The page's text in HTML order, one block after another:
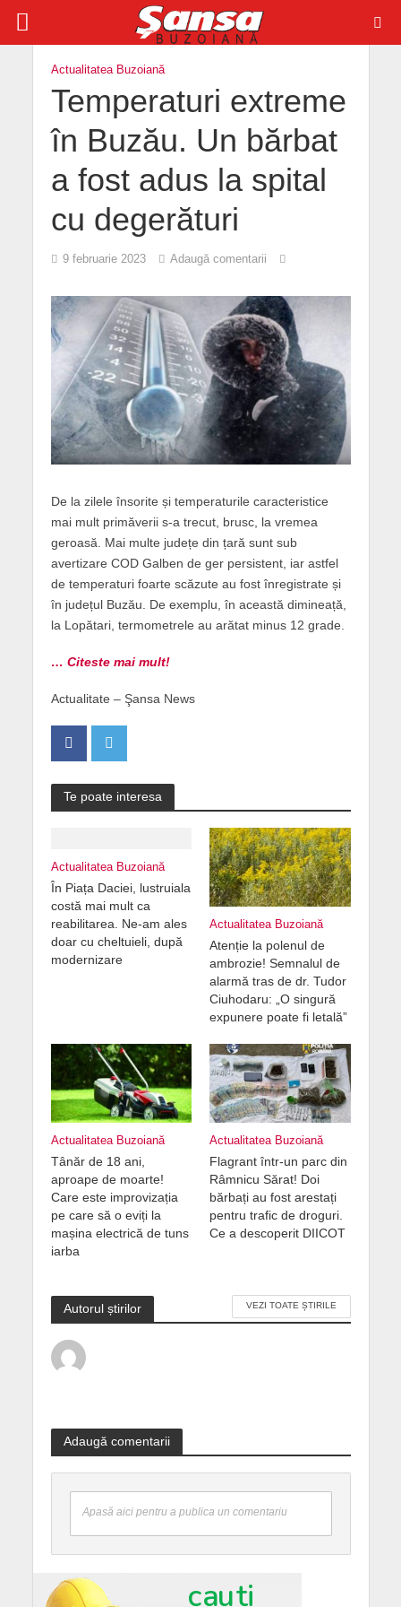
Actualitatea Buzoiană
Temperaturi extreme
în Buzău. Un bărbat
a fost adus la spital
cu degerături
9 februarie 2023 Adaugă comentarii
De la zilele însorite și temperaturile caracteristice
mai mult primăverii s-a trecut, brusc, la vremea
geroasă. Mai multe județe din țară sunt sub
avertizare COD Galben de ger persistent, iar astfel
de temperaturi foarte scăzute au fost înregistrate și
în județul Buzău. De exemplu, în această dimineață,
la Lopătari, termometrele au arătat minus 12 grade.
… Citeste mai mult!
Actualitate – Şansa News
Te poate interesa
Actualitatea Buzoiană
În Piața Daciei, lustruiala
costă mai mult ca
reabilitarea. Ne-am ales
doar cu cheltuieli, după
modernizare
Actualitatea Buzoiană
Atenție la polenul de
ambrozie! Semnalul de
alarmă tras de dr. Tudor
Ciuhodaru: „O singură
expunere poate fi letală”
Actualitatea Buzoiană
Tânăr de 18 ani,
aproape de moarte!
Care este improvizația
pe care să o eviți la
mașina electrică de tuns
iarba
Actualitatea Buzoiană
Flagrant într-un parc din
Râmnicu Sărat! Doi
bărbați au fost arestați
pentru trafic de droguri.
Ce a descoperit DIICOT
Autorul știrilor VEZI TOATE ȘTIRILE
Adaugă comentarii
Apasă aici pentru a publica un comentariu